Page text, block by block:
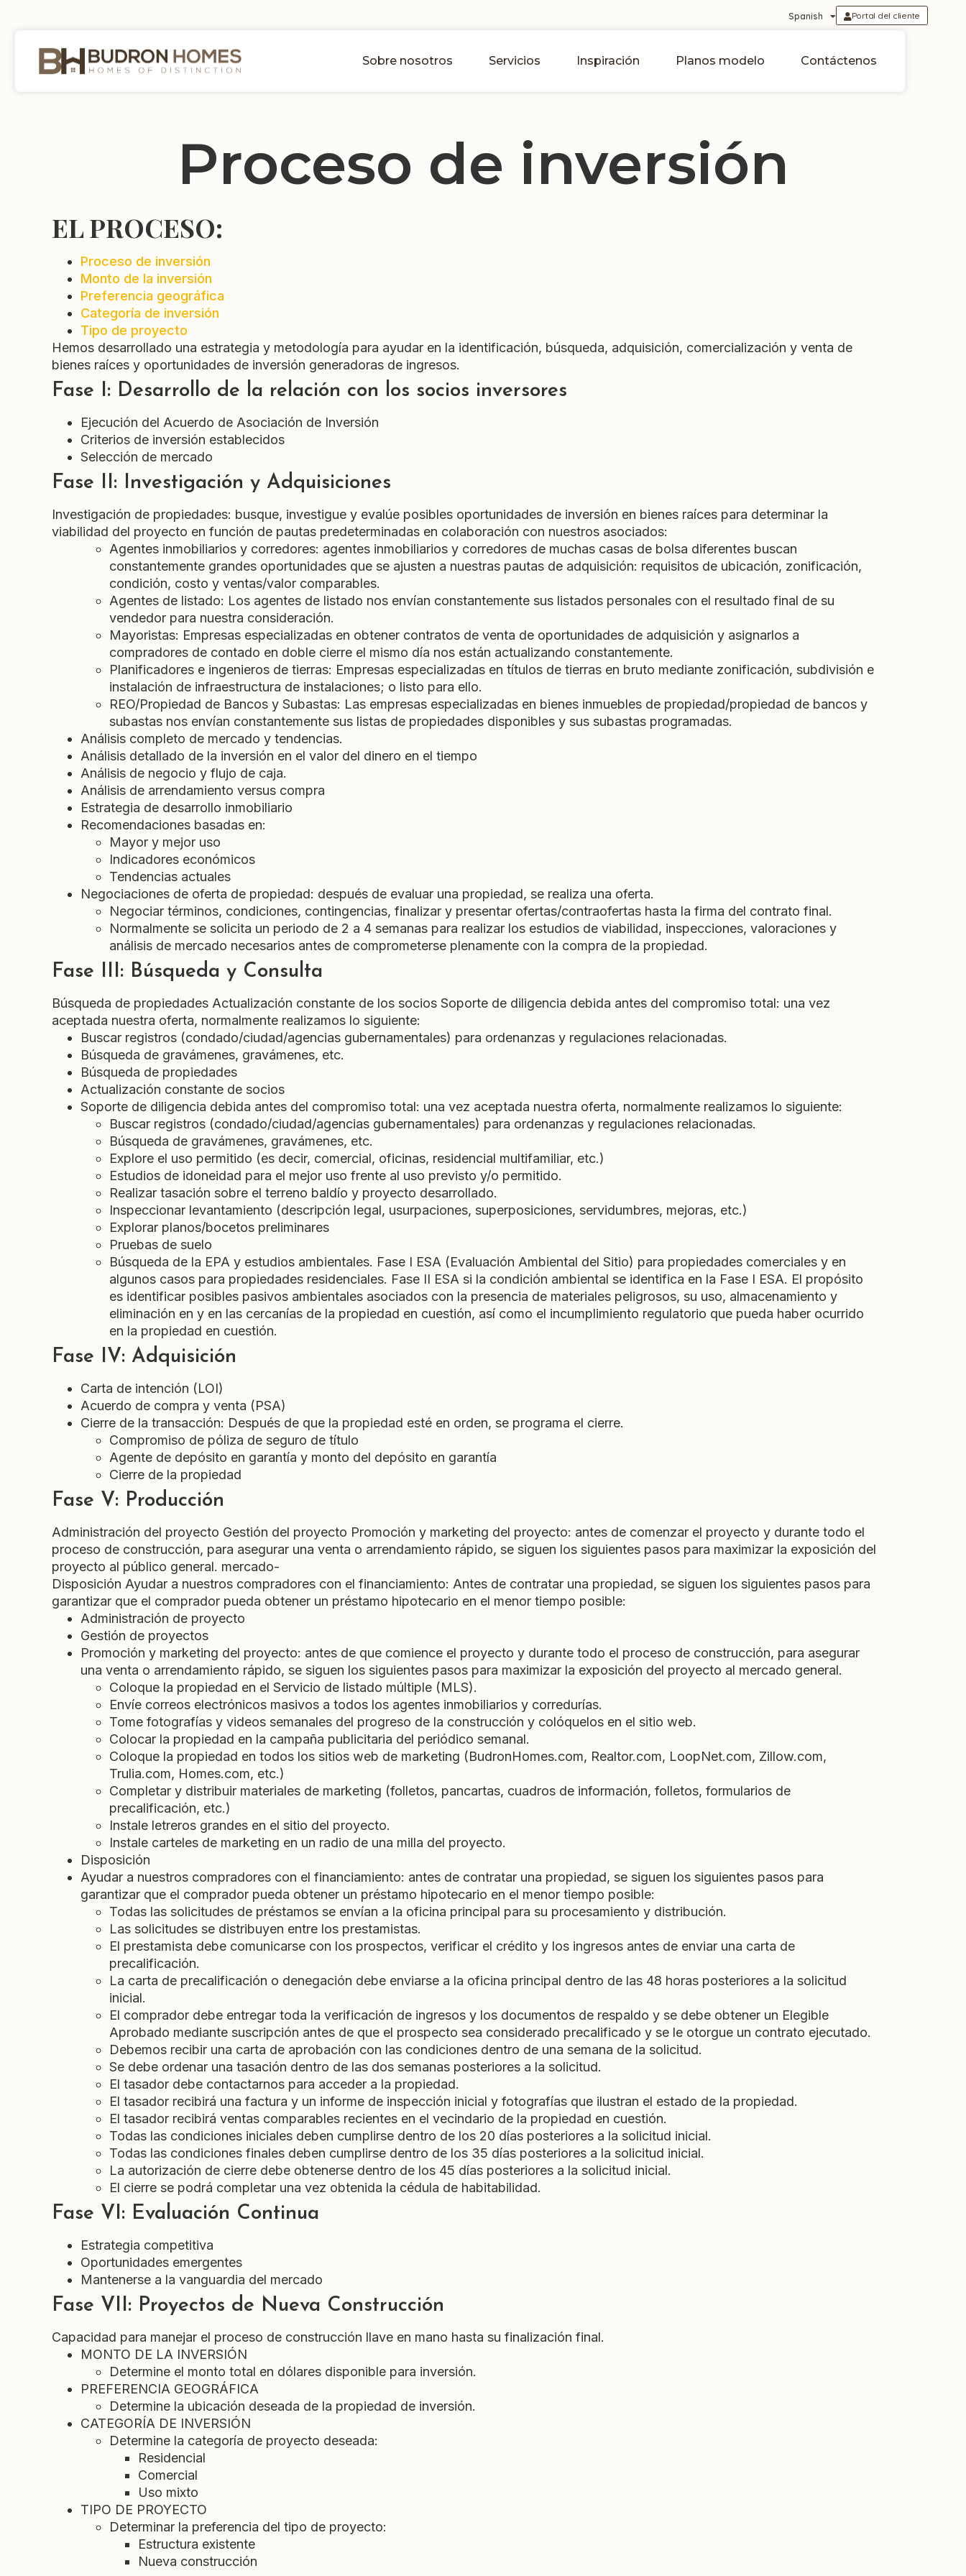
Spanish Portal del cliente
Sobre nosotros Servicios Inspiración Planos modelo Contáctenos
Proceso de inversión
EL PROCESO:
Proceso de inversión
Monto de la inversión
Preferencia geográfica
Categoría de inversión
Tipo de proyecto
Hemos desarrollado una estrategia y metodología para ayudar en la identificación, búsqueda, adquisición, comercialización y venta de
bienes raíces y oportunidades de inversión generadoras de ingresos.
Fase I: Desarrollo de la relación con los socios inversores
Ejecución del Acuerdo de Asociación de Inversión
Criterios de inversión establecidos
Selección de mercado
Fase II: Investigación y Adquisiciones
Investigación de propiedades: busque, investigue y evalúe posibles oportunidades de inversión en bienes raíces para determinar la
viabilidad del proyecto en función de pautas predeterminadas en colaboración con nuestros asociados:
Agentes inmobiliarios y corredores: agentes inmobiliarios y corredores de muchas casas de bolsa diferentes buscan
constantemente grandes oportunidades que se ajusten a nuestras pautas de adquisición: requisitos de ubicación, zonificación,
condición, costo y ventas/valor comparables.
Agentes de listado: Los agentes de listado nos envían constantemente sus listados personales con el resultado final de su
vendedor para nuestra consideración.
Mayoristas: Empresas especializadas en obtener contratos de venta de oportunidades de adquisición y asignarlos a
compradores de contado en doble cierre el mismo día nos están actualizando constantemente.
Planificadores e ingenieros de tierras: Empresas especializadas en títulos de tierras en bruto mediante zonificación, subdivisión e
instalación de infraestructura de instalaciones; o listo para ello.
REO/Propiedad de Bancos y Subastas: Las empresas especializadas en bienes inmuebles de propiedad/propiedad de bancos y
subastas nos envían constantemente sus listas de propiedades disponibles y sus subastas programadas.
Análisis completo de mercado y tendencias.
Análisis detallado de la inversión en el valor del dinero en el tiempo
Análisis de negocio y flujo de caja.
Análisis de arrendamiento versus compra
Estrategia de desarrollo inmobiliario
Recomendaciones basadas en:
Mayor y mejor uso
Indicadores económicos
Tendencias actuales
Negociaciones de oferta de propiedad: después de evaluar una propiedad, se realiza una oferta.
Negociar términos, condiciones, contingencias, finalizar y presentar ofertas/contraofertas hasta la firma del contrato final.
Normalmente se solicita un periodo de 2 a 4 semanas para realizar los estudios de viabilidad, inspecciones, valoraciones y
análisis de mercado necesarios antes de comprometerse plenamente con la compra de la propiedad.
Fase III: Búsqueda y Consulta
Búsqueda de propiedades Actualización constante de los socios Soporte de diligencia debida antes del compromiso total: una vez
aceptada nuestra oferta, normalmente realizamos lo siguiente:
Buscar registros (condado/ciudad/agencias gubernamentales) para ordenanzas y regulaciones relacionadas.
Búsqueda de gravámenes, gravámenes, etc.
Búsqueda de propiedades
Actualización constante de socios
Soporte de diligencia debida antes del compromiso total: una vez aceptada nuestra oferta, normalmente realizamos lo siguiente:
Buscar registros (condado/ciudad/agencias gubernamentales) para ordenanzas y regulaciones relacionadas.
Búsqueda de gravámenes, gravámenes, etc.
Explore el uso permitido (es decir, comercial, oficinas, residencial multifamiliar, etc.)
Estudios de idoneidad para el mejor uso frente al uso previsto y/o permitido.
Realizar tasación sobre el terreno baldío y proyecto desarrollado.
Inspeccionar levantamiento (descripción legal, usurpaciones, superposiciones, servidumbres, mejoras, etc.)
Explorar planos/bocetos preliminares
Pruebas de suelo
Búsqueda de la EPA y estudios ambientales. Fase I ESA (Evaluación Ambiental del Sitio) para propiedades comerciales y en
algunos casos para propiedades residenciales. Fase II ESA si la condición ambiental se identifica en la Fase I ESA. El propósito
es identificar posibles pasivos ambientales asociados con la presencia de materiales peligrosos, su uso, almacenamiento y
eliminación en y en las cercanías de la propiedad en cuestión, así como el incumplimiento regulatorio que pueda haber ocurrido
en la propiedad en cuestión.
Fase IV: Adquisición
Carta de intención (LOI)
Acuerdo de compra y venta (PSA)
Cierre de la transacción: Después de que la propiedad esté en orden, se programa el cierre.
Compromiso de póliza de seguro de título
Agente de depósito en garantía y monto del depósito en garantía
Cierre de la propiedad
Fase V: Producción
Administración del proyecto Gestión del proyecto Promoción y marketing del proyecto: antes de comenzar el proyecto y durante todo el
proceso de construcción, para asegurar una venta o arrendamiento rápido, se siguen los siguientes pasos para maximizar la exposición del
proyecto al público general. mercado-
Disposición Ayudar a nuestros compradores con el financiamiento: Antes de contratar una propiedad, se siguen los siguientes pasos para
garantizar que el comprador pueda obtener un préstamo hipotecario en el menor tiempo posible:
Administración de proyecto
Gestión de proyectos
Promoción y marketing del proyecto: antes de que comience el proyecto y durante todo el proceso de construcción, para asegurar
una venta o arrendamiento rápido, se siguen los siguientes pasos para maximizar la exposición del proyecto al mercado general.
Coloque la propiedad en el Servicio de listado múltiple (MLS).
Envíe correos electrónicos masivos a todos los agentes inmobiliarios y corredurías.
Tome fotografías y videos semanales del progreso de la construcción y colóquelos en el sitio web.
Colocar la propiedad en la campaña publicitaria del periódico semanal.
Coloque la propiedad en todos los sitios web de marketing (BudronHomes.com, Realtor.com, LoopNet.com, Zillow.com,
Trulia.com, Homes.com, etc.)
Completar y distribuir materiales de marketing (folletos, pancartas, cuadros de información, folletos, formularios de
precalificación, etc.)
Instale letreros grandes en el sitio del proyecto.
Instale carteles de marketing en un radio de una milla del proyecto.
Disposición
Ayudar a nuestros compradores con el financiamiento: antes de contratar una propiedad, se siguen los siguientes pasos para
garantizar que el comprador pueda obtener un préstamo hipotecario en el menor tiempo posible:
Todas las solicitudes de préstamos se envían a la oficina principal para su procesamiento y distribución.
Las solicitudes se distribuyen entre los prestamistas.
El prestamista debe comunicarse con los prospectos, verificar el crédito y los ingresos antes de enviar una carta de
precalificación.
La carta de precalificación o denegación debe enviarse a la oficina principal dentro de las 48 horas posteriores a la solicitud
inicial.
El comprador debe entregar toda la verificación de ingresos y los documentos de respaldo y se debe obtener un Elegible
Aprobado mediante suscripción antes de que el prospecto sea considerado precalificado y se le otorgue un contrato ejecutado.
Debemos recibir una carta de aprobación con las condiciones dentro de una semana de la solicitud.
Se debe ordenar una tasación dentro de las dos semanas posteriores a la solicitud.
El tasador debe contactarnos para acceder a la propiedad.
El tasador recibirá una factura y un informe de inspección inicial y fotografías que ilustran el estado de la propiedad.
El tasador recibirá ventas comparables recientes en el vecindario de la propiedad en cuestión.
Todas las condiciones iniciales deben cumplirse dentro de los 20 días posteriores a la solicitud inicial.
Todas las condiciones finales deben cumplirse dentro de los 35 días posteriores a la solicitud inicial.
La autorización de cierre debe obtenerse dentro de los 45 días posteriores a la solicitud inicial.
El cierre se podrá completar una vez obtenida la cédula de habitabilidad.
Fase VI: Evaluación Continua
Estrategia competitiva
Oportunidades emergentes
Mantenerse a la vanguardia del mercado
Fase VII: Proyectos de Nueva Construcción
Capacidad para manejar el proceso de construcción llave en mano hasta su finalización final.
MONTO DE LA INVERSIÓN
Determine el monto total en dólares disponible para inversión.
PREFERENCIA GEOGRÁFICA
Determine la ubicación deseada de la propiedad de inversión.
CATEGORÍA DE INVERSIÓN
Determine la categoría de proyecto deseada:
Residencial
Comercial
Uso mixto
TIPO DE PROYECTO
Determinar la preferencia del tipo de proyecto:
Estructura existente
Nueva construcción